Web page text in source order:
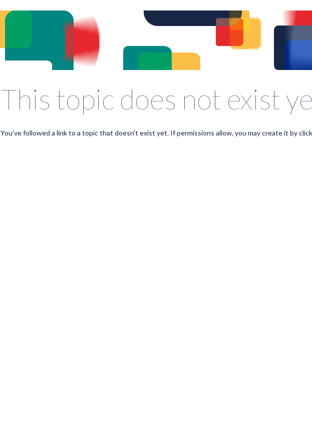
This topic does not exist
You've followed a link to a topic that doesn't exist yet. If permissions allow, you may create it by